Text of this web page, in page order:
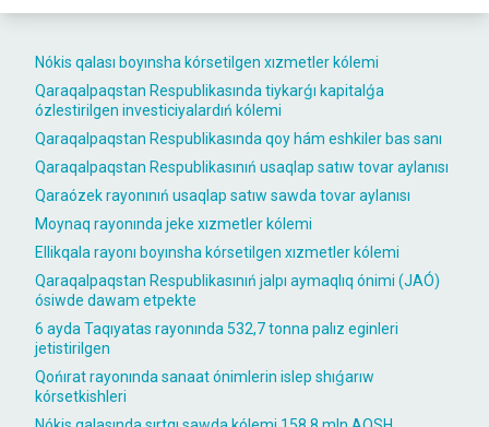
Nókis qalası boyınsha kórsetilgen xızmetler kólemi
Qaraqalpaqstan Respublikasında tiykarǵı kapitalǵa
ózlestirilgen investiciyalardıń kólemi
Qaraqalpaqstan Respublikasında qoy hám eshkiler bas sanı
Qaraqalpaqstan Respublikasınıń usaqlap satıw tovar aylanısı
Qaraózek rayonınıń usaqlap satıw sawda tovar aylanısı
Moynaq rayonında jeke xızmetler kólemi
Ellikqala rayonı boyınsha kórsetilgen xızmetler kólemi
Qaraqalpaqstan Respublikasınıń jalpı aymaqlıq ónimi (JAÓ)
ósiwde dawam etpekte
6 ayda Taqıyatas rayonında 532,7 tonna palız eginleri
jetistirilgen
Qońırat rayonında sanaat ónimlerin islep shıǵarıw
kórsetkishleri